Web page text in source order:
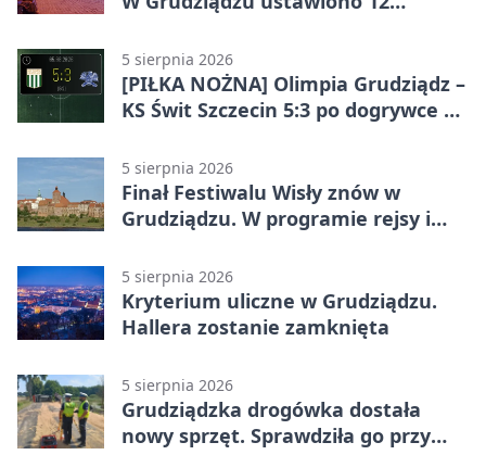
5 sierpnia 2026
[PIŁKA NOŻNA] Olimpia Grudziądz –
KS Świt Szczecin 5:3 po dogrywce w
odwrócili losy meczu
5 sierpnia 2026
Finał Festiwalu Wisły znów w
Grudziądzu. W programie rejsy i
5 sierpnia 2026
Kryterium uliczne w Grudziądzu.
Hallera zostanie zamknięta
5 sierpnia 2026
Grudziądzka drogówka dostała
nowy sprzęt. Sprawdziła go przy